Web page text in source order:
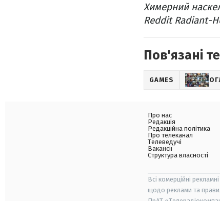
Химерний
Reddit Radiant-
Пов'язані
GAMES
Про нас
Редакція
Редакційна політика
Про телеканал
Телеведучі
Вакансії
Структура власності
Всі комерційні
щодо реклами та